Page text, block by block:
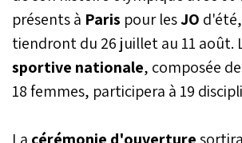
marocains
couleurs
19 disciplines lors
grand-messe du
mondial, 42
femmes. Un
présents à Paris pour lesJO
tiendront du 26 juillet au 11 août.
sportive nationale, composée
18 femmes, participera à 19